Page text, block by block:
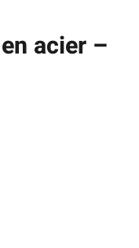
acier –